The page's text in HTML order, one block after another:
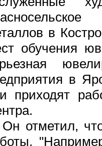
в
обучения
в
приходят
отметил, что